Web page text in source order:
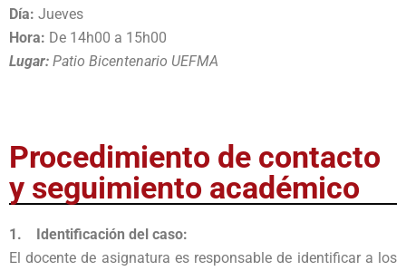
Día: Jueves
Hora: De 14h00 a 15h00
Lugar: Patio Bicentenario UEFMA
Procedimiento de contacto
y seguimiento académico
1. Identificación del caso:
El docente de asignatura es responsable de identificar a los